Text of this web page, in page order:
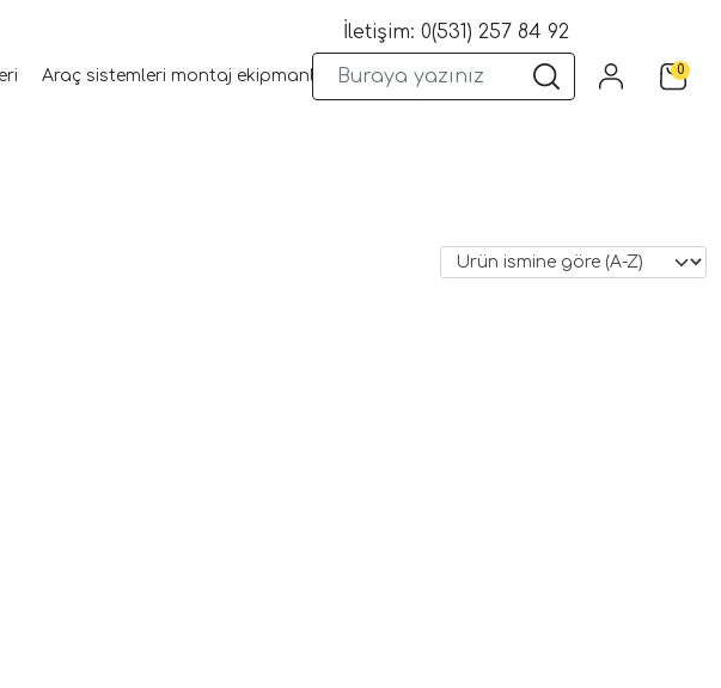
Araç sistemleri montaj ekipmanları Wifi Kameralar Yangın Sistemleri
İletişim: 0(531) 257 84 92
0